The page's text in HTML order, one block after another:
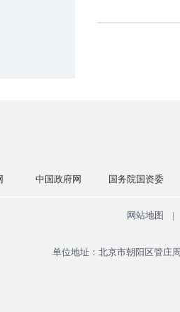
中国政府网 国务院国资委
网站地图 |
单位地址：北京市朝阳区管庄